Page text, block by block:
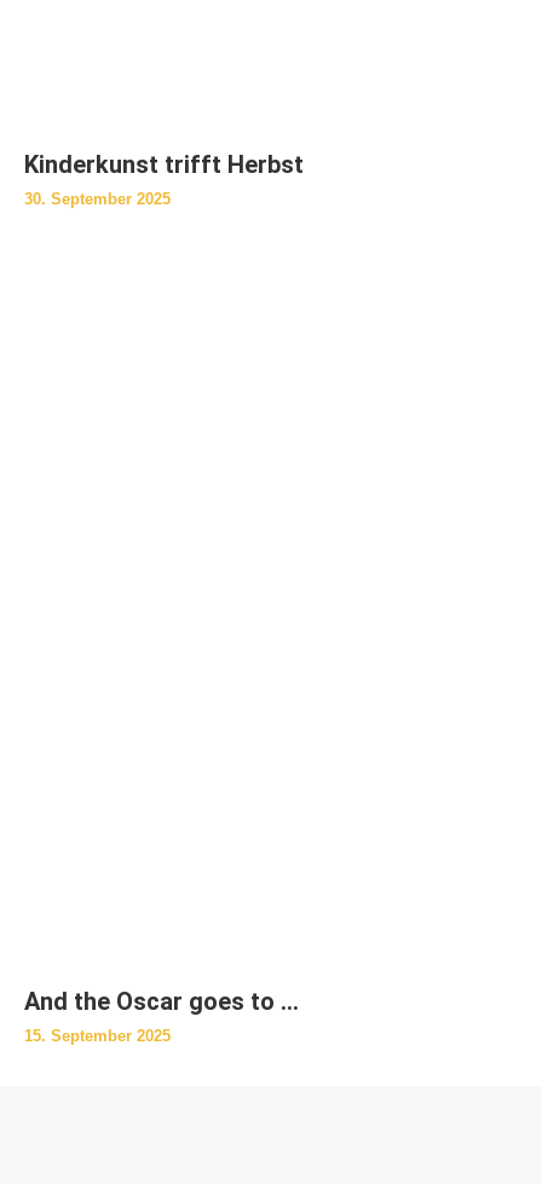
Kinderkunst trifft Herbst
30. September 2025
And the Oscar goes to …
15. September 2025